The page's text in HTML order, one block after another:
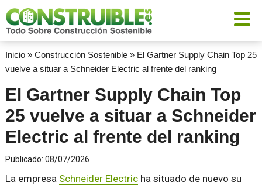
Inicio» Construcción Sostenible» El Gartner Supply Chain Top 25
vuelve a situar a Schneider Electric al frente del ranking
El Gartner Supply Chain Top
25 vuelve a situar a Schneider
Electric al frente del ranking
Publicado: 08/07/2026
La empresa Schneider Electricha situado de nuevo su